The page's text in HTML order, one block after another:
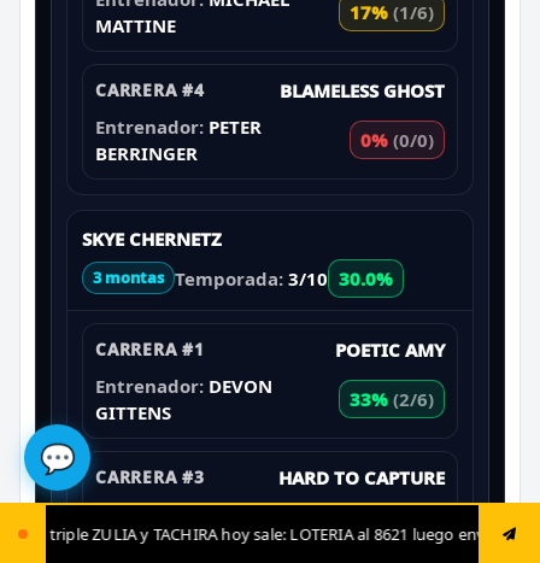
hoy sale: LOTERIA al 8621 luego envía ya: ANIMAL al 8621 jugada
MATTINE
17% (1/6)
CARRERA #4
BLAMELESS GHOST
Entrenador: PETER
BERRINGER
0% (0/0)
SKYE CHERNETZ
3 montas Temporada: 3/10 30.0%
CARRERA #1
POETIC AMY
Entrenador: DEVON
GITTENS
33% (2/6)
CARRERA #3
HARD TO CAPTURE
Entrenador:DEVON
GITTENS
33%(2/6)
💬